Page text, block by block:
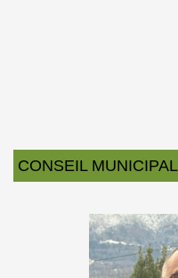
CONSEIL MUNICIPAL